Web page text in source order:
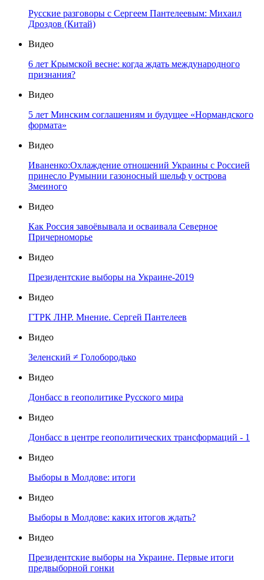
Русские разговоры с Сергеем Пантелеевым: Михаил
Дроздов (Китай)
Видео
6 лет Крымской весне: когда ждать международного
признания?
Видео
5 лет Минским соглашениям и будущее «Нормандского
формата»
Видео
Иваненко:Охлаждение отношений Украины с Россией
принесло Румынии газоносный шельф у острова
Змеиного
Видео
Как Россия завоёвывала и осваивала Северное
Причерноморье
Видео
Президентские выборы на Украине-2019
Видео
ГТРК ЛНР. Мнение. Сергей Пантелеев
Видео
Зеленский ≠ Голобородько
Видео
Донбасс в геополитике Русского мира
Видео
Донбасс в центре геополитических трансформаций - 1
Видео
Выборы в Молдове: итоги
Видео
Выборы в Молдове: каких итогов ждать?
Видео
Президентские выборы на Украине. Первые итоги
предвыборной гонки